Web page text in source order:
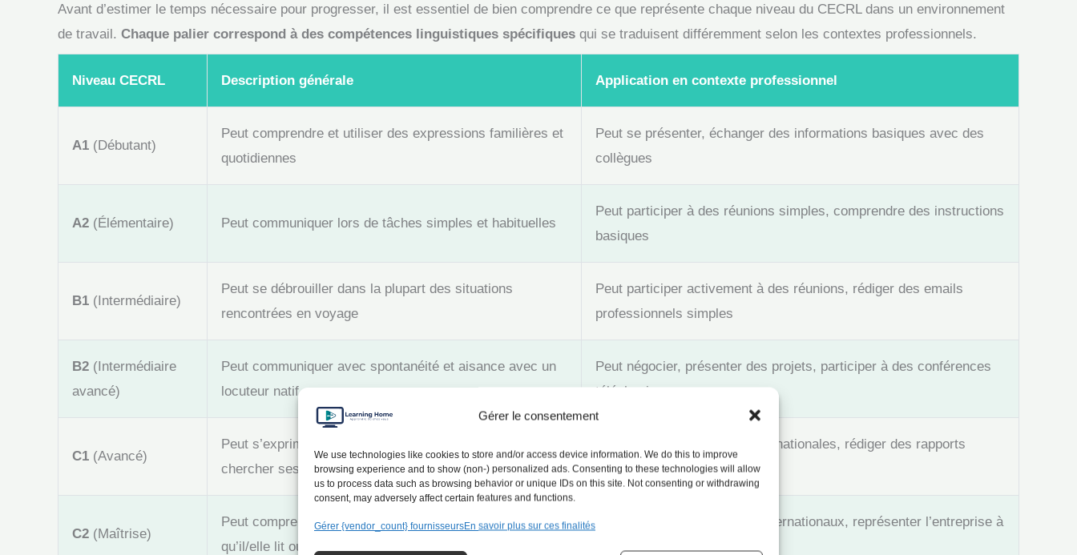
Gérer le consentement
We use technologies like cookies to store and/or access device information. We do this to improve
browsing experience and to show (non-) personalized ads. Consenting to these technologies will allow
us to process data such as browsing behavior or unique IDs on this site. Not consenting or withdrawing
consent, may adversely affect certain features and functions.
Gérer {vendor_count} fournisseursEn savoir plus sur ces finalités
Avant d’estimer le temps nécessaire pour progresser, il est essentiel de bien comprendre ce que représente chaque niveau du CECRL dans un environnement
de travail. Chaque palier correspond à des compétences linguistiques spécifiques qui se traduisent différemment selon les contextes professionnels.
Niveau CECRL Description générale Application en contexte professionnel
A1 (Débutant)
Peut comprendre et utiliser des expressions familières et
quotidiennes
Peut se présenter, échanger des informations basiques avec des
collègues
A2 (Élémentaire) Peut communiquer lors de tâches simples et habituelles
Peut participer à des réunions simples, comprendre des instructions
basiques
B1 (Intermédiaire)
Peut se débrouiller dans la plupart des situations
rencontrées en voyage
Peut participer activement à des réunions, rédiger des emails
professionnels simples
B2 (Intermédiaire
avancé)
Peut communiquer avec spontanéité et aisance avec un
locuteur natif
Peut négocier, présenter des projets, participer à des conférences
téléphoniques
C1 (Avancé)
Peut s’exprimer spontanément et couramment sans
chercher ses mots
Peut diriger des réunions internationales, rédiger des rapports
complexes
C2 (Maîtrise)
Peut comprendre sans effort pratiquement tout ce
qu’il/elle lit ou entend
Peut négocier des contrats internationaux, représenter l’entreprise à